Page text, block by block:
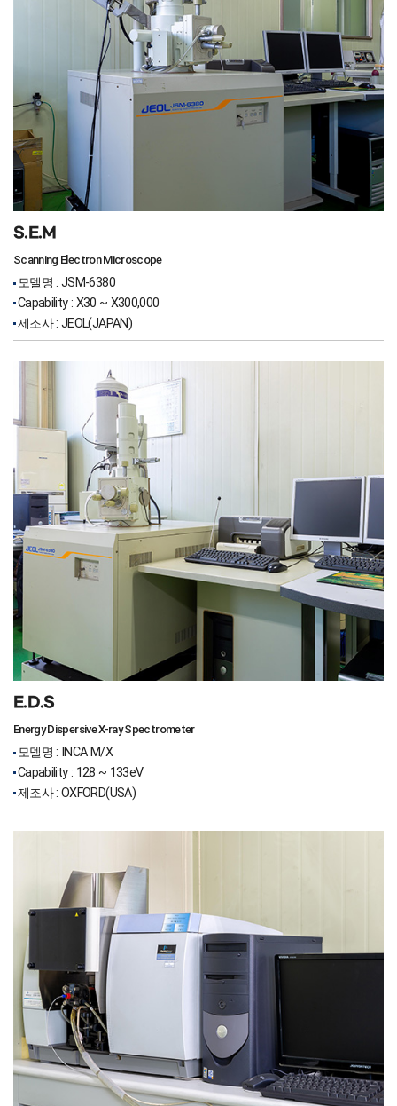
S.E.M
Scanning Electron Microscope
모델명 : JSM-6380
Capability : X30 ~ X300,000
제조사 : JEOL(JAPAN)
E.D.S
Energy Dispersive X-ray Spectrometer
모델명 : INCA M/X
Capability : 128 ~ 133eV
제조사 : OXFORD(USA)